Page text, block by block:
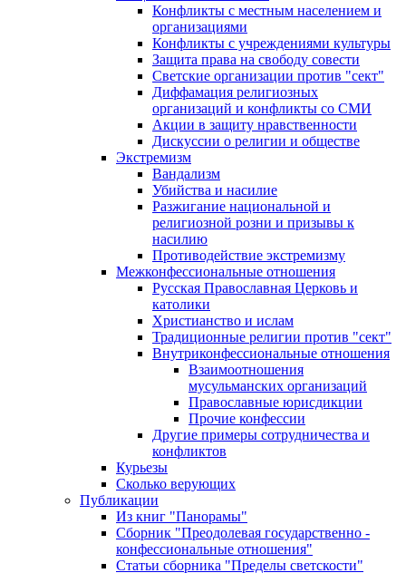
Конфликты с местным населением и
организациями
Конфликты с учреждениями культуры
Защита права на свободу совести
Светские организации против "сект"
Диффамация религиозных
организаций и конфликты со СМИ
Акции в защиту нравственности
Дискуссии о религии и обществе
Экстремизм
Вандализм
Убийства и насилие
Разжигание национальной и
религиозной розни и призывы к
насилию
Противодействие экстремизму
Межконфессиональные отношения
Русская Православная Церковь и
католики
Христианство и ислам
Традиционные религии против "сект"
Внутриконфессиональные отношения
Взаимоотношения
мусульманских организаций
Православные юрисдикции
Прочие конфессии
Другие примеры сотрудничества и
конфликтов
Курьезы
Сколько верующих
Публикации
Из книг "Панорамы"
Сборник "Преодолевая государственно -
конфессиональные отношения"
Статьи сборника "Пределы светскости"